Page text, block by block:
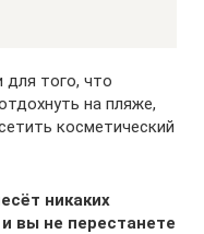
для того, что
на пляже,
косметический
никаких
вы не перестанете